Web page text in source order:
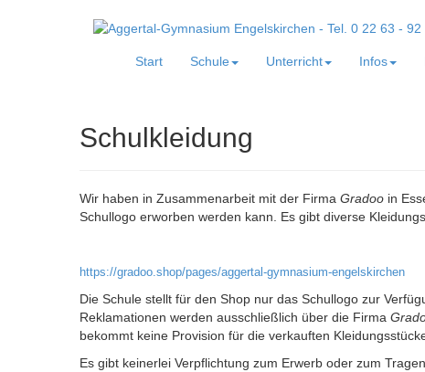
Start Schule Unterricht Infos
Schulkleidung
Wir haben in Zusammenarbeit mit der Firma Gradoo in
Schullogo erworben werden kann. Es gibt diverse
https://gradoo.shop/pages/aggertal-gymnasium-engelskirchen
Die Schule stellt für den Shop nur das Schullogo zur
Reklamationen werden ausschließlich über die Firma
bekommt keine Provision für die verkauften
Es gibt keinerlei Verpflichtung zum Erwerb oder zum